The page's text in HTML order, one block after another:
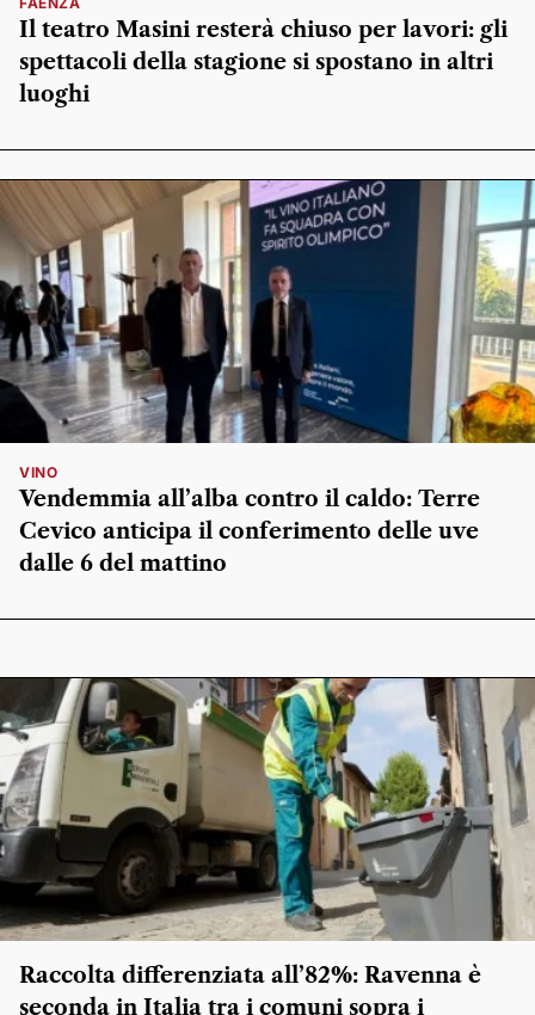
Il teatro Masini resterà chiuso per lavori: gli
spettacoli della stagione si spostano in altri
luoghi
VINO
Vendemmia all’alba contro il caldo: Terre
Cevico anticipa il conferimento delle uve
dalle 6 del mattino
Raccolta differenziata all’82%: Ravenna è
seconda in Italia tra i comuni sopra i